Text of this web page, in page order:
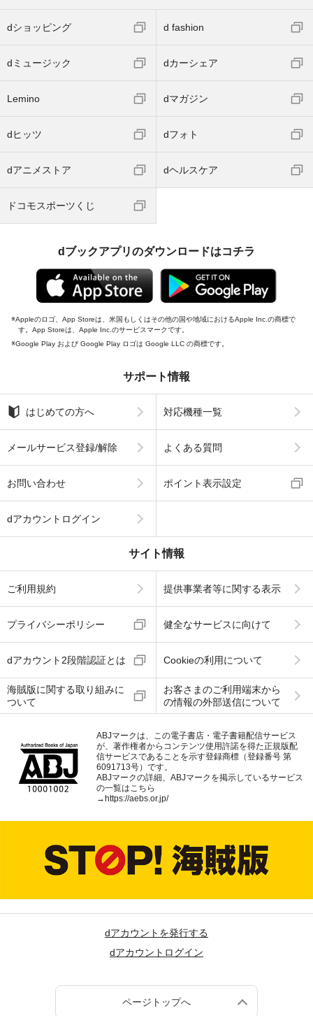
dショッピング d fashion
dミュージック dカーシェア
Lemino dマガジン
dヒッツ dフォト
dアニメストア dヘルスケア
ドコモスポーツくじ
dブックアプリのダウンロードはコチラ
Appleのロゴ、App Storeは、米国もしくはその他の国や地域におけるApple Inc.の商標で
す。App Storeは、Apple Inc.のサービスマークです。
Google Play および Google Play ロゴは Google LLC の商標です。
サポート情報
はじめての方へ 対応機種一覧
メールサービス登録/解除 よくある質問
お問い合わせ ポイント表示設定
dアカウントログイン
サイト情報
ご利用規約 提供事業者等に関する表示
プライバシーポリシー 健全なサービスに向けて
dアカウント2段階認証とは Cookieの利用について
海賊版に関する取り組みに
ついて
お客さまのご利用端末から
の情報の外部送信について
ABJマークは、この電子書店・電子書籍配信サービス
が、著作権者からコンテンツ使用許諾を得た正規版配
信サービスであることを示す登録商標（登録番号 第
6091713号）です。
ABJマークの詳細、ABJマークを掲示しているサービス
の一覧はこちら
→ https://aebs.or.jp/
dアカウントを発行する
dアカウントログイン
ページトップへ